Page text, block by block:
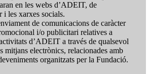
en les webs d’ADEIT, de
i les xarxes socials.
de comunicacions de caràcter
i/o publicitari relatives a
d’ADEIT a través de qualsevol
mitjans electrònics, relacionades amb
organitzats per la Fundació.